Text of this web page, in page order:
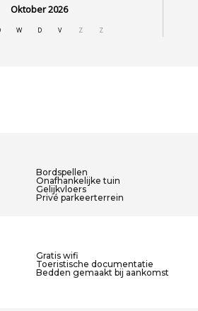
Bordspellen
Onafhankelijke tuin
Gelijkvloers
Privé parkeerterrein
Gratis wifi
Toeristische documentatie
Bedden gemaakt bij aankomst